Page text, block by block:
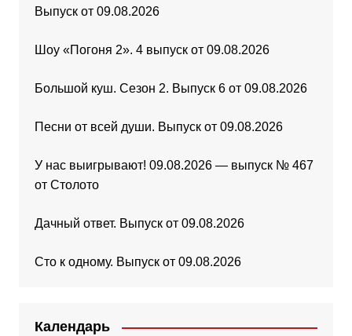
Выпуск от 09.08.2026
Шоу «Погоня 2». 4 выпуск от 09.08.2026
Большой куш. Сезон 2. Выпуск 6 от 09.08.2026
Песни от всей души. Выпуск от 09.08.2026
У нас выигрывают! 09.08.2026 — выпуск № 467
от Столото
Дачный ответ. Выпуск от 09.08.2026
Сто к одному. Выпуск от 09.08.2026
Календарь